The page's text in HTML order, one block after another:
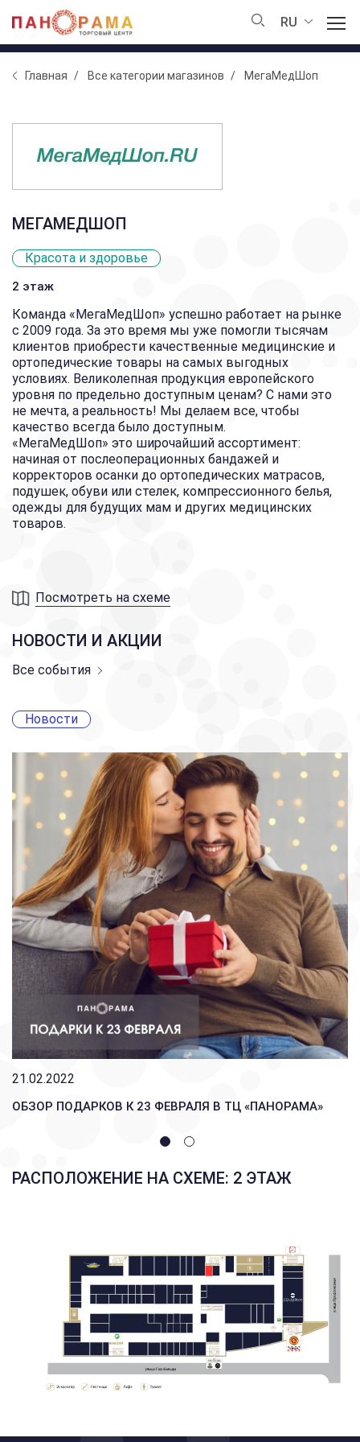
RU
Главная Все категории магазинов МегаМедШоп
МЕГАМЕДШОП
Красота и здоровье
2 этаж
Команда «МегаМедШоп» успешно работает на рынке
с 2009 года. За это время мы уже помогли тысячам
клиентов приобрести качественные медицинские и
ортопедические товары на самых выгодных
условиях. Великолепная продукция европейского
уровня по предельно доступным ценам? С нами это
не мечта, а реальность! Мы делаем все, чтобы
качество всегда было доступным.
«МегаМедШоп» это широчайший ассортимент:
начиная от послеоперационных бандажей и
корректоров осанки до ортопедических матрасов,
подушек, обуви или стелек, компрессионного белья,
одежды для будущих мам и других медицинских
товаров.
Посмотреть на схеме
НОВОСТИ И АКЦИИ
Все события
Новости
21.02.2022
ОБЗОР ПОДАРКОВ К 23 ФЕВРАЛЯ В ТЦ «ПАНОРАМА»
РАСПОЛОЖЕНИЕ НА СХЕМЕ: 2 ЭТАЖ